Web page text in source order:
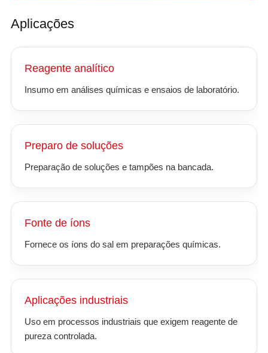
Aplicações
Reagente analítico
Insumo em análises químicas e ensaios de laboratório.
Preparo de soluções
Preparação de soluções e tampões na bancada.
Fonte de íons
Fornece os íons do sal em preparações químicas.
Aplicações industriais
Uso em processos industriais que exigem reagente de
pureza controlada.